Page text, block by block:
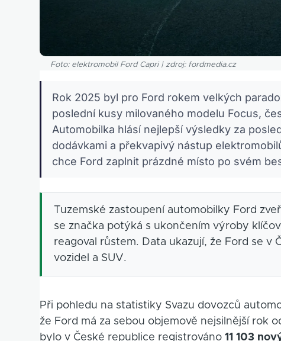
Foto: elektromobil Ford Capri | zdroj: fordmedia.cz
Rok 2025 byl pro Ford rokem velkých
poslední kusy milovaného modelu Focus,
Automobilka hlásí nejlepší výsledky za
dodávkami a překvapivý nástup
chce Ford zaplnit prázdné místo po svém
Tuzemské zastoupení automobilky Ford
se značka potýká s ukončením výroby
reagoval růstem. Data ukazují, že Ford se v
vozidel a SUV.
Při pohledu na statistiky Svazu dovozců
že Ford má za sebou objemově nejsilnější rok
bylo v České republice registrováno11 103